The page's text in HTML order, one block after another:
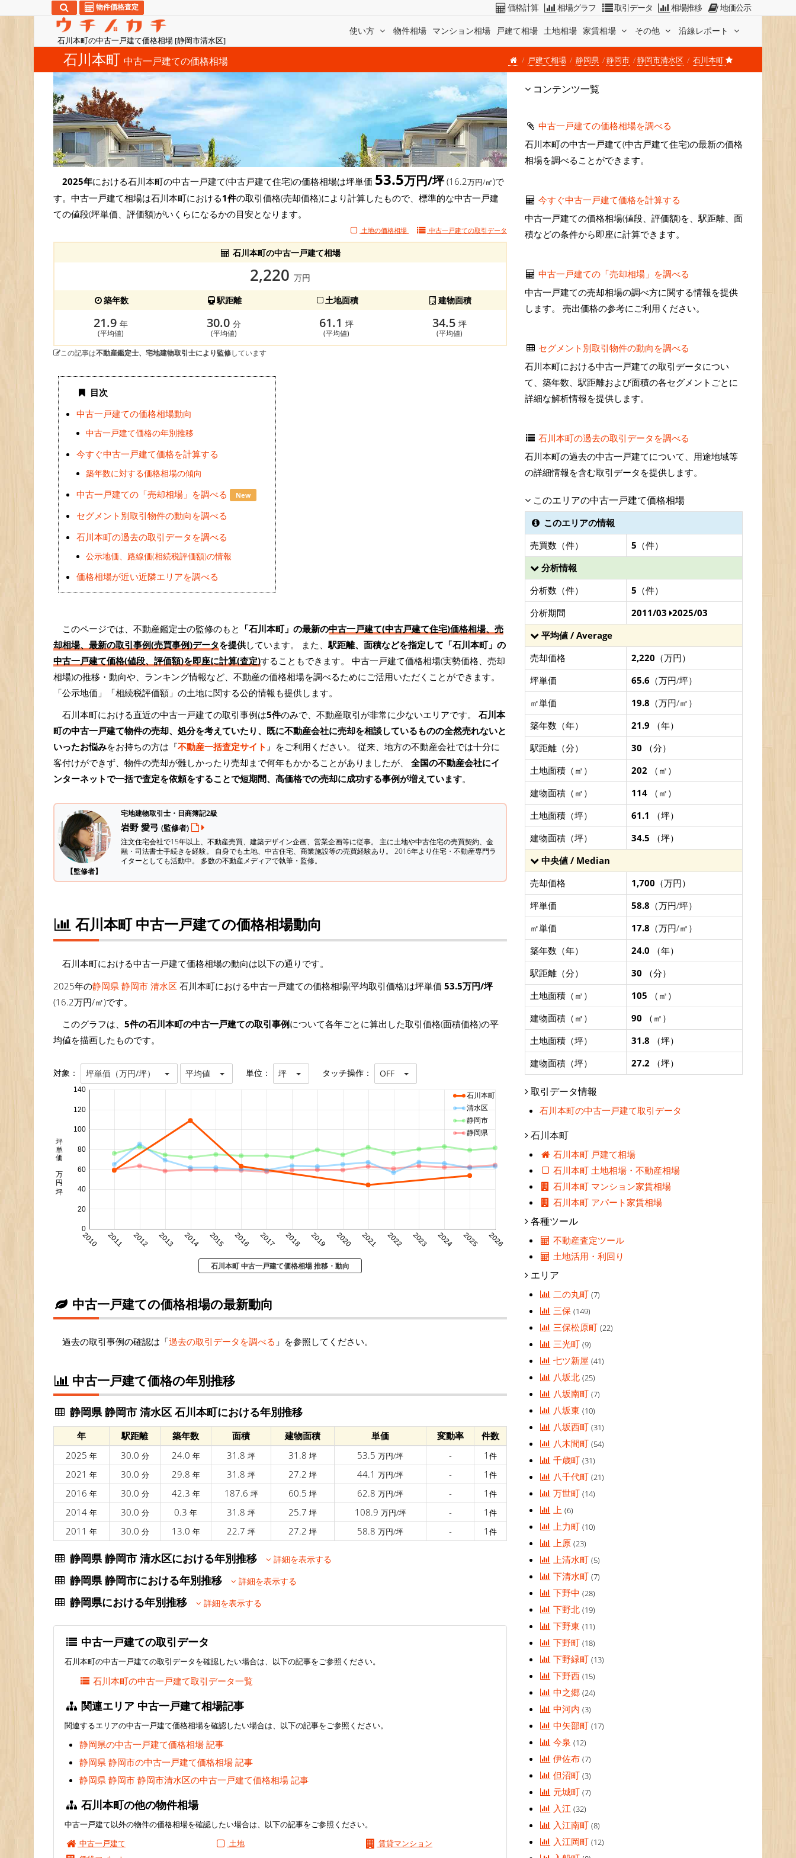
石川本町の中古一戸建て価格相場 [静岡市清水区]
使い方 物件相場 マンション相場 戸建て相場 土地相場 家賃相場 その他 沿線レポート
物件価格査定 価格計算 相場グラフ 取引データ 相場推移 地価公示
石川本町 中古一戸建ての価格相場 戸建て相場 静岡県 静岡市 静岡市清水区 石川本町
2025年における石川本町の中古一戸建て(中古戸建て住宅)の価格相場は坪単価 53.5万円/坪(16.2万円/㎡)で
す。中古一戸建て相場は石川本町における1件の取引価格(売却価格)により計算したもので、標準的な中古一戸建
ての値段(坪単価、評価額)がいくらになるかの目安となります。
土地の価格相場 中古一戸建ての取引データ
石川本町の中古一戸建て相場
2,220 万円
築年数
駅距離 土地面積 建物面積
21.9年
(平均値)
30.0 分
(平均値)
61.1坪
(平均値)
34.5 坪
(平均値)
この記事は不動産鑑定士、宅地建物取引士により監修しています
目次
中古一戸建ての価格相場動向
中古一戸建て価格の年別推移
今すぐ中古一戸建て価格を計算する
築年数に対する価格相場の傾向
中古一戸建ての「売却相場」を調べる New
セグメント別取引物件の動向を調べる
石川本町の過去の取引データを調べる
公示地価、路線価(相続税評価額)の情報
価格相場が近い近隣エリアを調べる
このページでは、不動産鑑定士の監修のもと 「石川本町」の最新の中古一戸建て(中古戸建て住宅)価格相場、売
却相場、最新の取引事例(売買事例)データを提供しています。 また、 駅距離、面積などを指定して「石川本町」の
中古一戸建て価格(値段、評価額)を即座に計算(査定)することもできます。 中古一戸建て価格相場(実勢価格、売却
相場)の推移・動向や、ランキング情報など、不動産の価格相場を調べるためにご活用いただくことができます。
「公示地価」「相続税評価額」の土地に関する公的情報も提供します。
石川本町における直近の中古一戸建ての取引事例は5件のみで、不動産取引が非常に少ないエリアです。 石川本
町の中古一戸建て物件の売却、処分を考えていたり、既に不動産会社に売却を相談しているものの全然売れないと
いったお悩みをお持ちの方は『不動産一括査定サイト 』をご利用ください。 従来、地方の不動産会社では十分に
客付けができず、物件の売却が難しかったり売却まで何年もかかることがありましたが、 全国の不動産会社にイ
ンターネットで一括で査定を依頼をすることで短期間、高価格での売却に成功する事例が増えています。
【監修者】
宅地建物取引士・日商簿記2級
岩野 愛弓 (監修者)
注文住宅会社で15年以上、不動産売買、建築デザイン企画、営業企画等に従事。 主に土地や中古住宅の売買契約、金
融・司法書士手続きを経験。 自身でも土地、中古住宅、商業施設等の売買経験あり。 2016年より住宅・不動産専門ラ
イターとしても活動中。 多数の不動産メディアで執筆・監修。
石川本町 中古一戸建ての価格相場動向
石川本町における中古一戸建て価格相場の動向は以下の通りです。
2025年の静岡県 静岡市 清水区 石川本町における中古一戸建ての価格相場(平均取引価格)は坪単価 53.5万円/坪
(16.2万円/㎡)です。
このグラフは、 5件の石川本町の中古一戸建ての取引事例について各年ごとに算出した取引価格(面積価格)の平
均値を描画したものです。
対象： 坪単価（万円/坪） 平均値 単位： 坪 タッチ操作： OFF
2010 2011 2012 2013 2014 2015 2016 2017 2018 2019 2020 2021 2022 2023 2024 2025 2026
0
20
40
60
80
100
120
140
坪単価 万円/坪
石川本町
清水区
静岡市
静岡県
石川本町 中古一戸建て価格相場 推移・動向
中古一戸建ての価格相場の最新動向
過去の取引事例の確認は「過去の取引データを調べる 」を参照してください。
中古一戸建て価格の年別推移
静岡県 静岡市 清水区 石川本町における年別推移
年 駅距離 築年数 面積 建物面積 単価 変動率
件数
2025 年 30.0 分 24.0 年 31.8 坪 31.8 坪 53.5 万円/坪 - 1 件
2021 年 30.0 分 29.8 年 31.8 坪 27.2 坪 44.1 万円/坪 - 1 件
2016 年 30.0 分 42.3 年 187.6 坪 60.5 坪 62.8 万円/坪 - 1 件
2014 年 30.0 分 0.3 年 31.8 坪 25.7 坪 108.9 万円/坪 - 1 件
2011 年 30.0 分 13.0 年 22.7 坪 27.2 坪 58.8 万円/坪 - 1 件
静岡県 静岡市 清水区における年別推移 詳細を表示する
静岡県 静岡市における年別推移 詳細を表示する
静岡県における年別推移 詳細を表示する
中古一戸建ての取引データ
石川本町の中古一戸建ての取引データを確認したい場合は、以下の記事をご参照ください。
石川本町の中古一戸建て取引データ一覧
関連エリア 中古一戸建て相場記事
関連するエリアの中古一戸建て価格相場を確認したい場合は、以下の記事をご参照ください。
静岡県の中古一戸建て価格相場 記事
静岡県 静岡市の中古一戸建て価格相場 記事
静岡県 静岡市 静岡市清水区の中古一戸建て価格相場 記事
石川本町の他の物件相場
中古一戸建て以外の物件の価格相場を確認したい場合は、以下の記事をご参照ください。
中古一戸建て
土地
賃貸マンション
コンテンツ一覧
中古一戸建ての価格相場を調べる
石川本町の中古一戸建て(中古戸建て住宅)の最新の価格
相場を調べることができます。
今すぐ中古一戸建て価格を計算する
中古一戸建ての価格相場(値段、評価額)を、駅距離、面
積などの条件から即座に計算できます。
中古一戸建ての「売却相場」を調べる
中古一戸建ての売却相場の調べ方に関する情報を提供
します。 売出価格の参考にご利用ください。
セグメント別取引物件の動向を調べる
石川本町における中古一戸建ての取引データについ
て、築年数、駅距離および面積の各セグメントごとに
詳細な解析情報を提供します。
石川本町の過去の取引データを調べる
石川本町の過去の中古一戸建てについて、用途地域等
の詳細情報を含む取引データを提供します。
このエリアの中古一戸建て価格相場
このエリアの情報
売買数（件）
5 （件）
分析情報
分析数（件）
5 （件）
分析期間
2011/03 2025/03
平均値 / Average
売却価格
2,220 （万円）
坪単価
65.6 （万円/坪）
㎡単価
19.8 （万円/㎡）
築年数（年）
21.9 （年）
駅距離（分）
30 （分）
土地面積（㎡）
202 （㎡）
建物面積（㎡）
114 （㎡）
土地面積（坪）
61.1 （坪）
建物面積（坪）
34.5 （坪）
中央値 / Median
売却価格
1,700 （万円）
坪単価
58.8 （万円/坪）
㎡単価
17.8 （万円/㎡）
築年数（年）
24.0 （年）
駅距離（分）
30 （分）
土地面積（㎡）
105 （㎡）
建物面積（㎡）
90 （㎡）
土地面積（坪）
31.8 （坪）
建物面積（坪）
27.2 （坪）
取引データ情報
石川本町の中古一戸建て取引データ
石川本町
石川本町 戸建て相場
石川本町 土地相場・不動産相場
石川本町 マンション家賃相場
石川本町 アパート家賃相場
各種ツール
不動産査定ツール
土地活用・利回り
エリア
二の丸町(7)
三保(149)
三保松原町(22)
三光町(9)
七ツ新屋(41)
八坂北(25)
八坂南町(7)
八坂東(10)
八坂西町(31)
八木間町(54)
千歳町(31)
八千代町(21)
万世町(14)
上(6)
上力町(10)
上原(23)
上清水町(5)
下清水町(7)
下野中(28)
下野北(19)
下野東(11)
下野町(18)
下野緑町(13)
下野西(15)
中之郷(24)
中河内(3)
中矢部町(17)
今泉(12)
伊佐布(7)
但沼町(3)
元城町(7)
入江(32)
入江南町(8)
入江岡町(12)